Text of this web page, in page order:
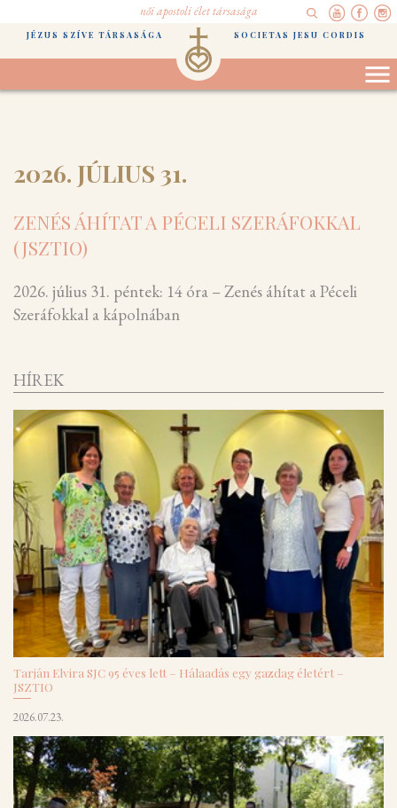
női apostoli élet társasága
JÉZUS SZÍVE TÁRSASÁGA SOCIETAS JESU CORDIS
2026. JÚLIUS 31.
ZENÉS ÁHÍTAT A PÉCELI SZERÁFOKKAL
(JSZTIO)
2026. július 31. péntek: 14 óra – Zenés áhítat a Péceli
Szeráfokkal a kápolnában
HÍREK
Tarján Elvira SJC 95 éves lett – Hálaadás egy gazdag életért –
JSZTIO
2026.07.23.